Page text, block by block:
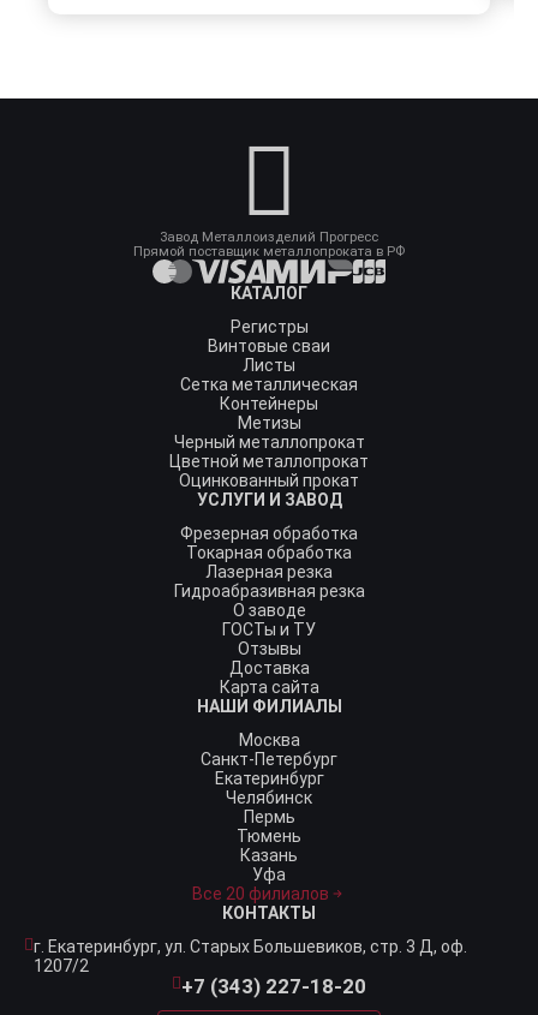
Завод Металлоизделий Прогресс
Прямой поставщик металлопроката в РФ
КАТАЛОГ
Регистры
Винтовые сваи
Листы
Сетка металлическая
Контейнеры
Метизы
Черный металлопрокат
Цветной металлопрокат
Оцинкованный прокат
УСЛУГИ И ЗАВОД
Фрезерная обработка
Токарная обработка
Лазерная резка
Гидроабразивная резка
О заводе
ГОСТы и ТУ
Отзывы
Доставка
Карта сайта
НАШИ ФИЛИАЛЫ
Москва
Санкт-Петербург
Екатеринбург
Челябинск
Пермь
Тюмень
Казань
Уфа
Все 20 филиалов
КОНТАКТЫ
г. Екатеринбург, ул. Старых Большевиков, стр. 3 Д, оф.
1207/2
+7 (343) 227-18-20